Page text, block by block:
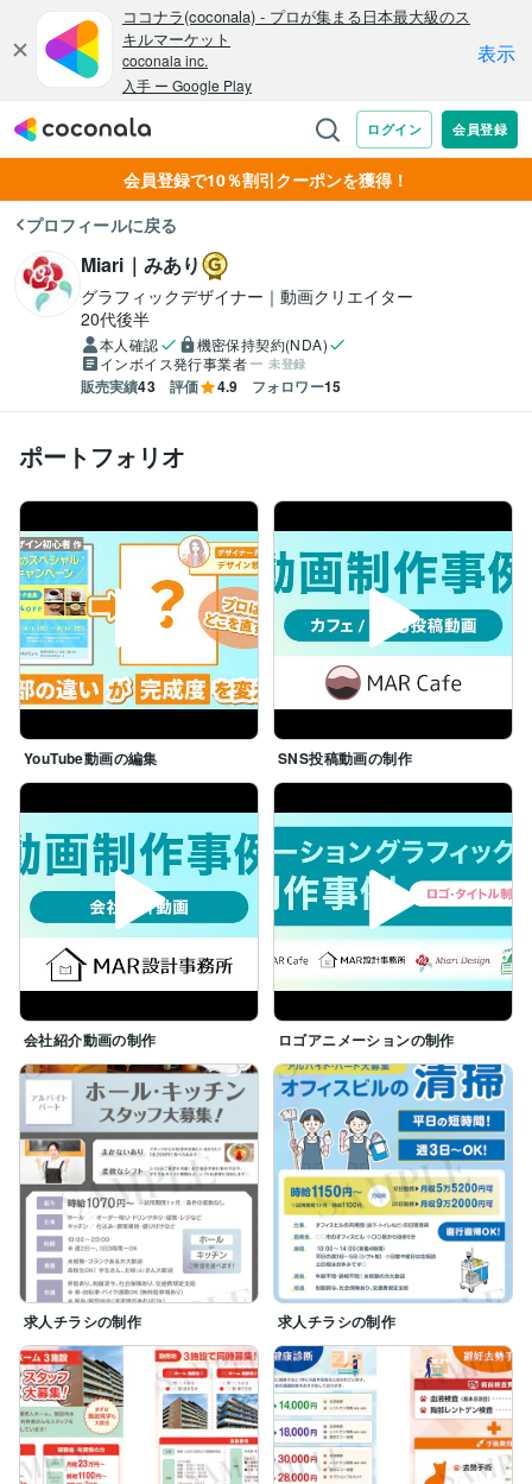
会員登録で10％割引クーポンを獲得！
プロフィールに戻る
Miari｜みあり
グラフィックデザイナー｜動画クリエイター
20代後半
本人確認
機密保持契約(NDA)
インボイス発行事業者
未登録
販売実績43 評価 4.9 フォロワー15
ポートフォリオ
YouTube動画の編集 SNS投稿動画の制作
会社紹介動画の制作 ロゴアニメーションの制作
求人チラシの制作 求人チラシの制作